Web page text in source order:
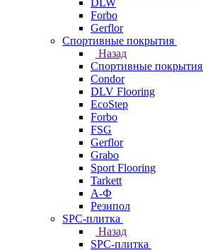
DLW
Forbo
Gerflor
Спортивные покрытия
Назад
Спортивные покрытия
Condor
DLV Flooring
EcoStep
Forbo
FSG
Gerflor
Grabo
Sport Flooring
Tarkett
А-Ф
Резипол
SPC-плитка
Назад
SPC-плитка